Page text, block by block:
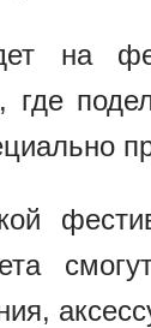
на
, где